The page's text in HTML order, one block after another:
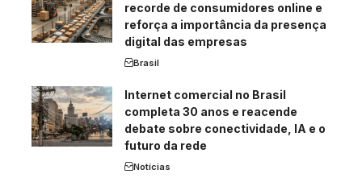
recorde de consumidores online e
reforça a importância da presença
digital das empresas
Brasil
Internet comercial no Brasil
completa 30 anos e reacende
debate sobre conectividade, IA e o
futuro da rede
Notícias